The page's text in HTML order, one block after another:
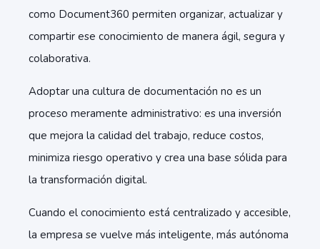
como Document360 permiten organizar, actualizar y
compartir ese conocimiento de manera ágil, segura y
colaborativa.
Adoptar una cultura de documentación no es un
proceso meramente administrativo: es una inversión
que mejora la calidad del trabajo, reduce costos,
minimiza riesgo operativo y crea una base sólida para
la transformación digital.
Cuando el conocimiento está centralizado y accesible,
la empresa se vuelve más inteligente, más autónoma